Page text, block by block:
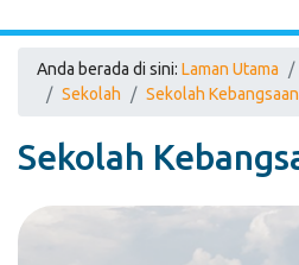
Anda berada di sini: Laman Utama
Sekolah
Sekolah Kebangsaan
Sekolah